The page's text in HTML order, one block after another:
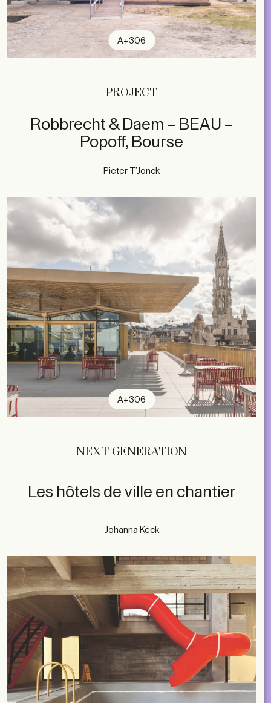
A+306
PROJECT
Robbrecht & Daem – BEAU –
Popoff, Bourse
Pieter T’Jonck
A+306
NEXT GENERATION
Les hôtels de ville en chantier
Johanna Keck